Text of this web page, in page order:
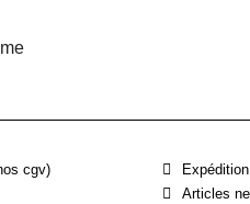
cgv)
Articles